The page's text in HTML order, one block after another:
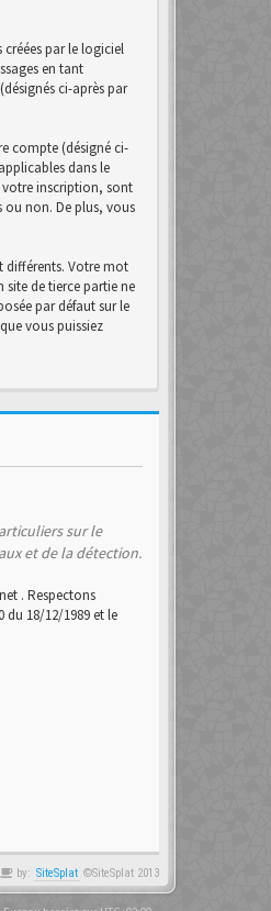
par le logiciel
en tant
ci-après par
compte (désigné ci-
dans le
votre inscription, sont
ou non. De plus, vous
différents. Votre mot
site de tierce partie ne
par défaut sur le
vous puissiez
sur le
et de la détection.
. Respectons
du 18/12/1989 et le
by: SiteSplat ©SiteSplat 2013